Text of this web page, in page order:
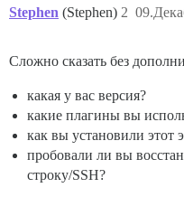
Stephen (Stephen) 2
Сложно сказать без
какая у вас версия?
какие плагины вы
как вы установили этот
пробовали ли вы
строку/SSH?